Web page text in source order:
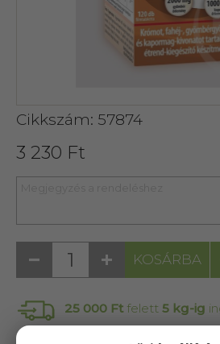
Cikkszám: 57874
3 230 Ft
KOSÁRBA
25 000 Ftfelett 5 kg-ig